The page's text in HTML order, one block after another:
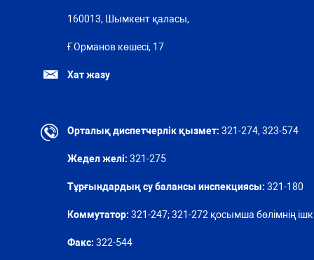
160013, Шымкент қаласы,
Ғ.Орманов көшесі, 17
Хат жазу
Орталық диспетчерлік қызмет: 321-274, 323-574
Жедел желі: 321-275
Тұрғындардың су балансы инспекциясы: 321-180
Коммутатор: 321-247; 321-272 қосымша бөлімнің ішкі
Факс: 322-544